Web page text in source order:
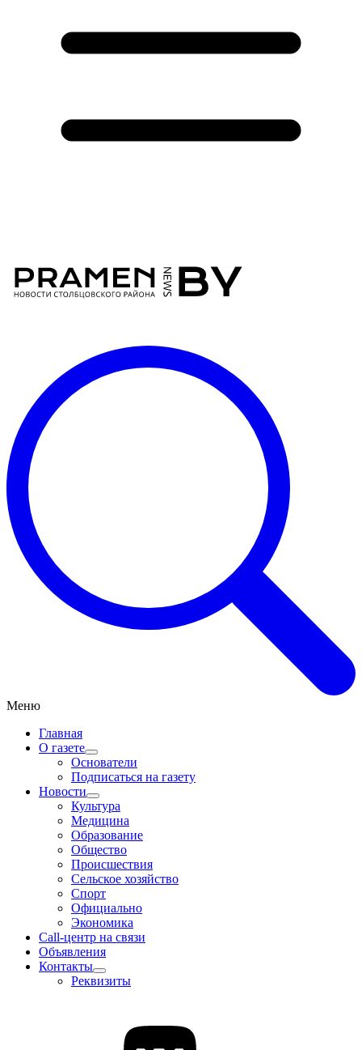
Меню
Главная
О газете
Основатели
Подписаться на газету
Новости
Культура
Медицина
Образование
Общество
Происшествия
Сельское хозяйство
Спорт
Официально
Экономика
Call-центр на связи
Объявления
Контакты
Реквизиты